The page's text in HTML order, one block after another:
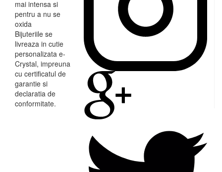
mai intensa si
pentru a nu se
oxida
Bijuteriile se
livreaza in cutie
personalizata e-
Crystal, impreuna
cu certificatul de
garantie si
declaratia de
conformitate.